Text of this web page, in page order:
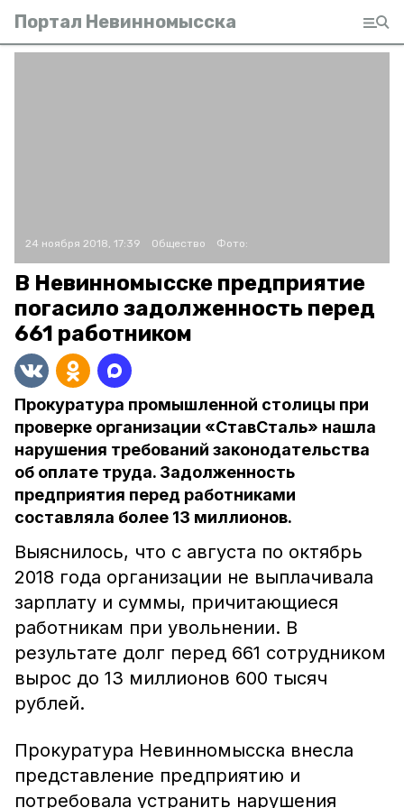
Портал Невинномысска
24 ноября 2018, 17:39 Общество Фото:
В Невинномысске предприятие
погасило задолженность перед
661 работником
Прокуратура промышленной столицы при
проверке организации «СтавСталь» нашла
нарушения требований законодательства
об оплате труда. Задолженность
предприятия перед работниками
составляла более 13 миллионов.
Выяснилось, что с августа по октябрь
2018 года организации не выплачивала
зарплату и суммы, причитающиеся
работникам при увольнении. В
результате долг перед 661 сотрудником
вырос до 13 миллионов 600 тысяч
рублей.
Прокуратура Невинномысска внесла
представление предприятию и
потребовала устранить нарушения